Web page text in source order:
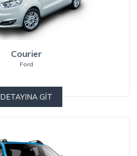
Courier
Ford
DETAYINA GİT